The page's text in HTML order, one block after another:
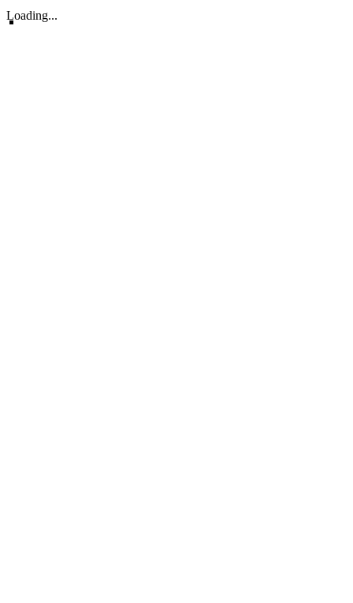
Loading...